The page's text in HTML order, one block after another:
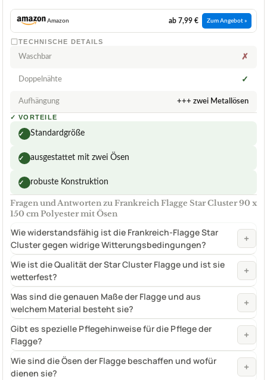
Amazon ab 7,99 € Zum Angebot »
TECHNISCHE DETAILS
Waschbar ✗
Doppelnähte ✓
Aufhängung +++ zwei Metallösen
✓ VORTEILE
✓ Standardgröße
✓ ausgestattet mit zwei Ösen
✓ robuste Konstruktion
Fragen und Antworten zu Frankreich Flagge Star Cluster 90 x
150 cm Polyester mit Ösen
Wie widerstandsfähig ist die Frankreich-Flagge Star
Cluster gegen widrige Witterungsbedingungen?
+
Wie ist die Qualität der Star Cluster Flagge und ist sie
wetterfest?
+
Was sind die genauen Maße der Flagge und aus
welchem Material besteht sie?
+
Gibt es spezielle Pflegehinweise für die Pflege der
Flagge?
+
Wie sind die Ösen der Flagge beschaffen und wofür
dienen sie?
+